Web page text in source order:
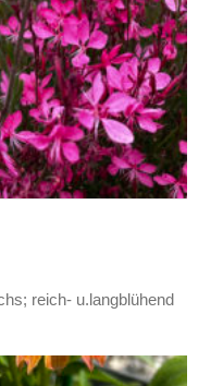
reich- u.langblühend